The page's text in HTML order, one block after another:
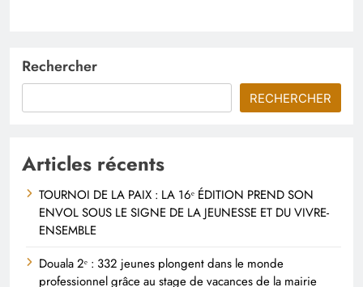
Rechercher
RECHERCHER
Articles récents
TOURNOI DE LA PAIX : LA 16ᵉ ÉDITION PREND SON
ENVOL SOUS LE SIGNE DE LA JEUNESSE ET DU VIVRE-
ENSEMBLE
Douala 2ᵉ : 332 jeunes plongent dans le monde
professionnel grâce au stage de vacances de la mairie